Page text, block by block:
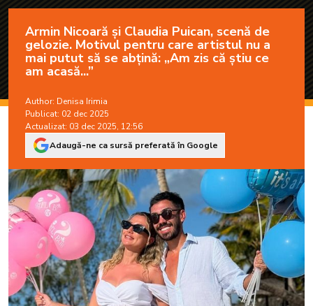
Armin Nicoară și Claudia Puican, scenă de
gelozie. Motivul pentru care artistul nu a
mai putut să se abțină: „Am zis că știu ce
am acasă...”
Author: Denisa Irimia
Publicat: 02 dec 2025
Actualizat: 03 dec 2025, 12:56
Adaugă-ne ca sursă preferată în Google